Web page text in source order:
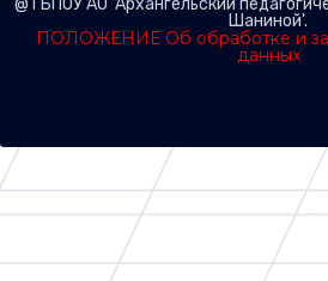
@ ГБПОУ АО 'Архангельский
Шаниной'.
ПОЛОЖЕНИЕ Об обработке и
данных